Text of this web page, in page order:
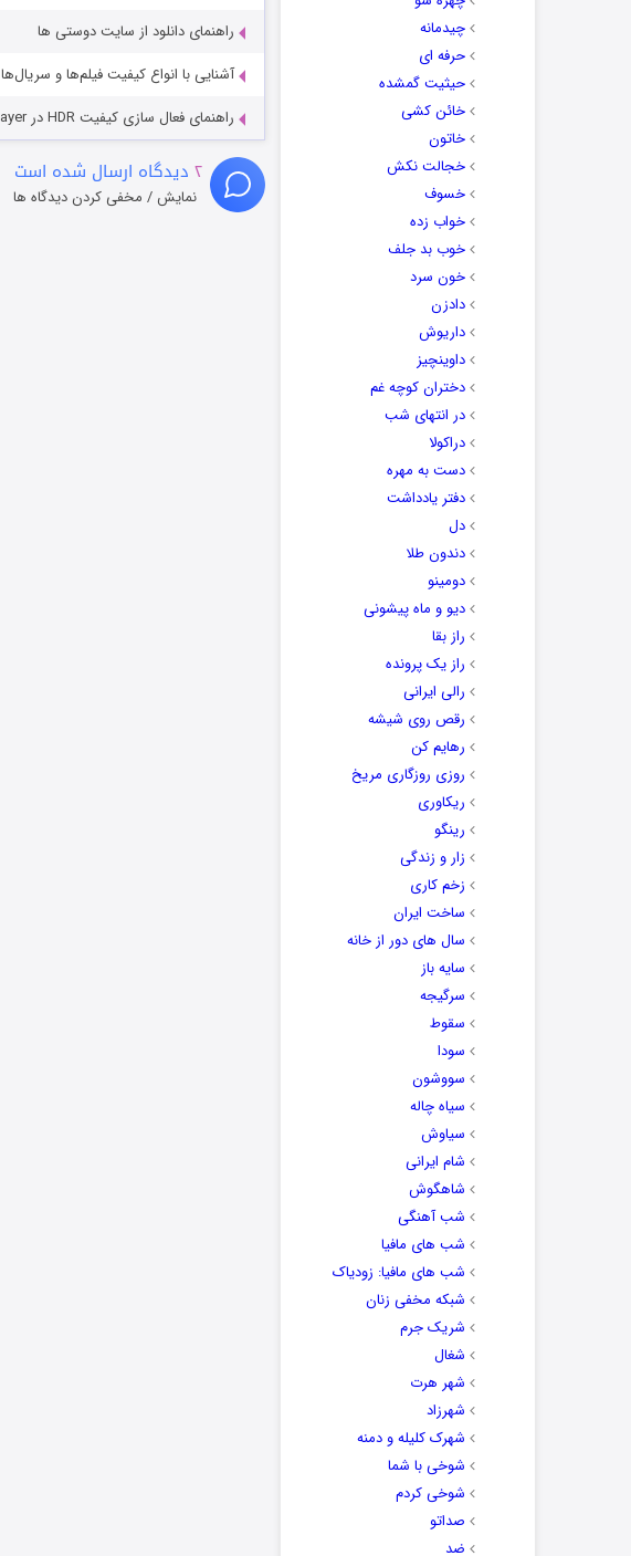
چیدمانه
حرفه ای
حیثیت گمشده
خائن کشی
خاتون
خجالت نکش
خسوف
خواب زده
خوب بد جلف
خون سرد
دادزن
داریوش
داوینچیز
دختران کوچه غم
در انتهای شب
دراکولا
دست به مهره
دفتر یادداشت
دل
دندون طلا
دومینو
دیو و ماه پیشونی
راز بقا
راز یک پرونده
رالی ایرانی
رقص روی شیشه
رهایم کن
روزی روزگاری مریخ
ریکاوری
رینگو
زار و زندگی
زخم کاری
ساخت ایران
سال های دور از خانه
سایه باز
سرگیجه
سقوط
سودا
سووشون
سیاه چاله
سیاوش
شام ایرانی
شاهگوش
شب آهنگی
شب های مافیا
شب های مافیا: زودیاک
شبکه مخفی زنان
شریک جرم
شغال
شهر هرت
شهرزاد
شهرک کلیله و دمنه
شوخی با شما
شوخی کردم
صداتو
ضد
راهنمای دانلود از سایت دوستی ها
آشنایی با انواع کیفیت فیلم‌ها و سریال‌ها
راهنمای فعال سازی کیفیت HDR در PotPlayer
۲ دیدگاه ارسال شده است
نمایش / مخفی کردن دیدگاه ها